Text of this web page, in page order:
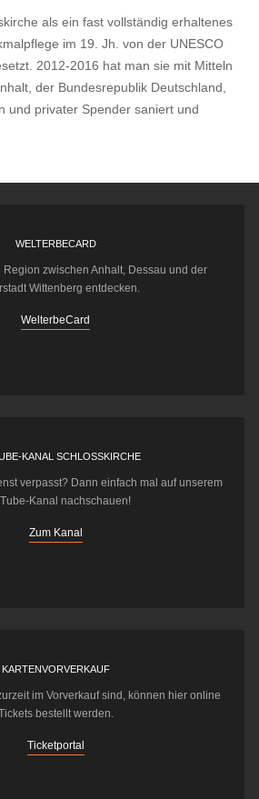
als ein fast vollständig erhaltenes
im 19. Jh. von der UNESCO
2012-2016 hat man sie mit Mitteln
der Bundesrepublik Deutschland,
und privater Spender saniert und
WELTERBECARD
Region zwischen Anhalt, Dessau und der
Wittenberg entdecken.
WelterbeCard
KANAL SCHLOSSKIRCHE
verpasst? Dann einfach mal auf unserem
Kanal nachschauen!
Zum Kanal
KARTENVORVERKAUF
im Vorverkauf sind, können hier online
bestellt werden.
Ticketportal